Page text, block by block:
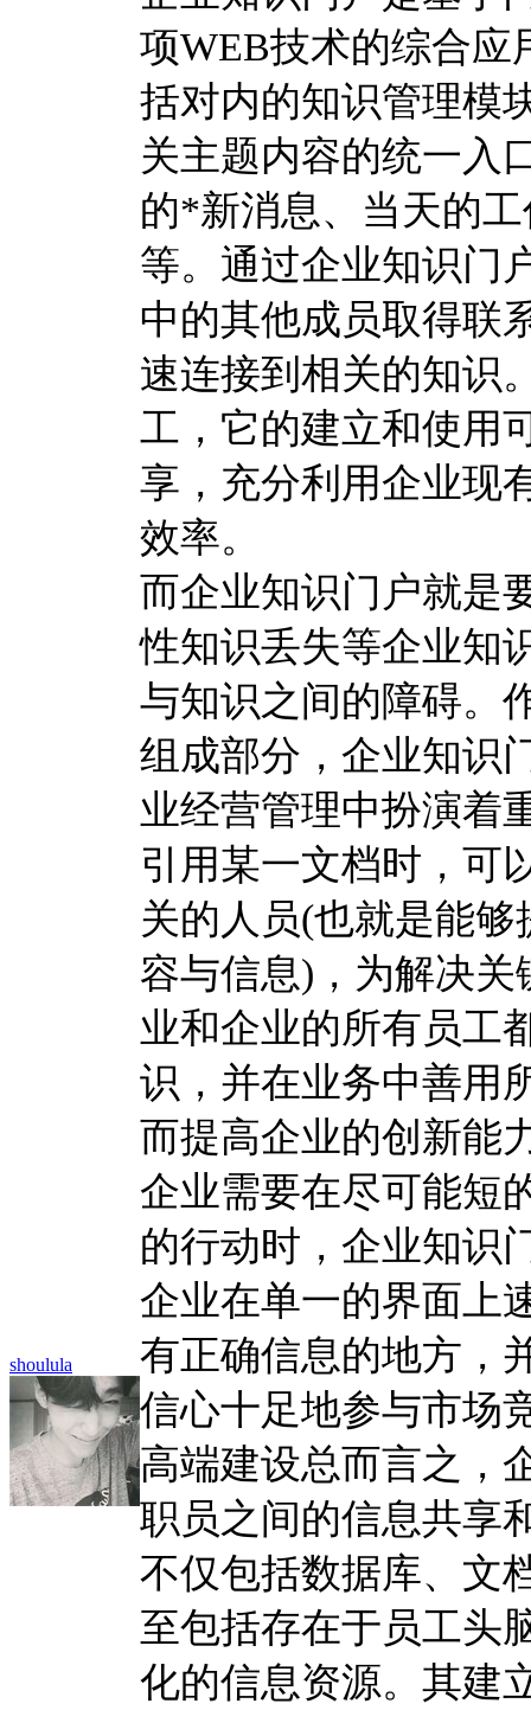
shoulula
项WEB技术的综合应
括对内的知识管理模
关主题内容的统一入
的*新消息、当天的
等。通过企业知识门
中的其他成员取得联
速连接到相关的知识
工，它的建立和使用
享，充分利用企业现
效率。
而企业知识门户就是
性知识丢失等企业知
与知识之间的障碍。
组成部分，企业知识
业经营管理中扮演着
引用某一文档时，可
关的人员(也就是能
容与信息)，为解决关
业和企业的所有员工
识，并在业务中善用
而提高企业的创新能
企业需要在尽可能短
的行动时，企业知识
企业在单一的界面上
有正确信息的地方，
信心十足地参与市场
高端建设总而言之，
职员之间的信息共享
不仅包括数据库、文
至包括存在于员工头
化的信息资源。其建